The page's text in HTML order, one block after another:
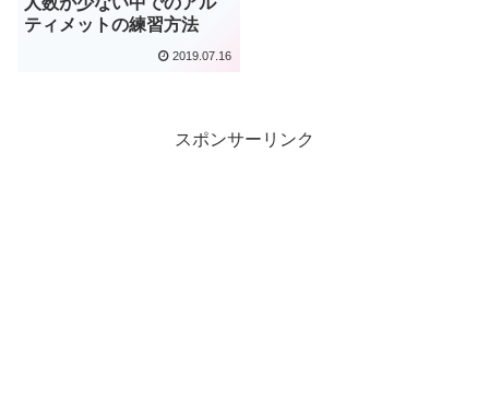
ティメットの練習方法
2019.07.16
スポンサーリンク